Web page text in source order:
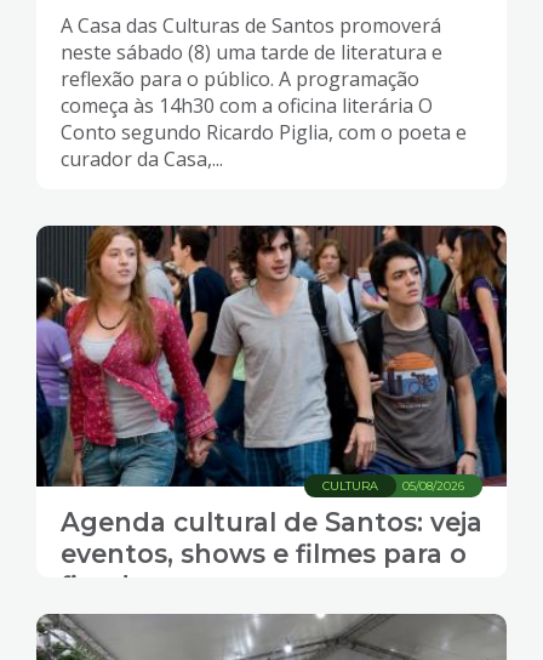
A Casa das Culturas de Santos promoverá
neste sábado (8) uma tarde de literatura e
reflexão para o público. A programação
começa às 14h30 com a oficina literária O
Conto segundo Ricardo Piglia, com o poeta e
curador da Casa,...
05/08/2026
CULTURA
Agenda cultural de Santos: veja
eventos, shows e filmes para o
fim de semana